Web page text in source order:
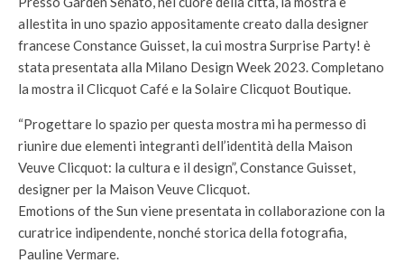
allestita in uno spazio appositamente creato dalla designer
francese Constance Guisset, la cui mostra Surprise Party! è
stata presentata alla Milano Design Week 2023. Completano
la mostra il Clicquot Café e la Solaire Clicquot Boutique.
“Progettare lo spazio per questa mostra mi ha permesso di
riunire due elementi integranti dell’identità della Maison
Veuve Clicquot: la cultura e il design”, Constance Guisset,
designer per la Maison Veuve Clicquot.
Emotions of the Sun viene presentata in collaborazione con la
curatrice indipendente, nonché storica della fotografia,
Pauline Vermare.